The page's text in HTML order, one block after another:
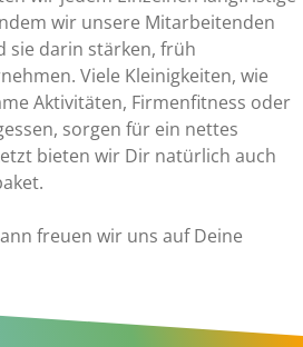
wir unsere Mitarbeitenden
sie darin stärken, früh
Viele Kleinigkeiten, wie
Aktivitäten, Firmenfitness oder
sorgen für ein nettes
bieten wir Dir natürlich auch
freuen wir uns auf Deine